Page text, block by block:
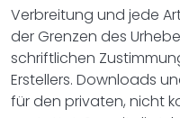
Verbreitung und jede
der Grenzen des
schriftlichen
Erstellers. Downloads
für den privaten, nicht